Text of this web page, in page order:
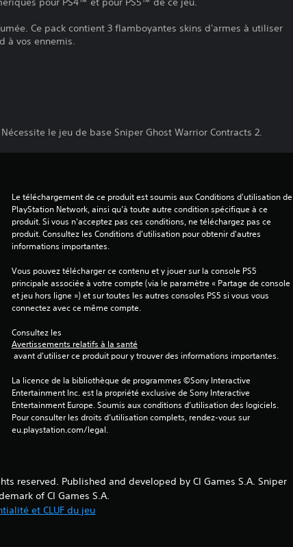
Ce pack contient 3 flamboyantes skins d'armes à utiliser
à vos ennemis.
le jeu de base Sniper Ghost Warrior Contracts 2.
Le téléchargement de ce produit est soumis aux Conditions d'utilisation de
PlayStation Network, ainsi qu'à toute autre condition spécifique à ce
produit. Si vous n'acceptez pas ces conditions, ne téléchargez pas ce
produit. Consultez les Conditions d'utilisation pour obtenir d'autres
informations importantes.
Vous pouvez télécharger ce contenu et y jouer sur la console PS5
principale associée à votre compte (via le paramètre « Partage de console
et jeu hors ligne ») et sur toutes les autres consoles PS5 si vous vous
connectez avec ce même compte.
Consultez les
Avertissements relatifs à la santé
avant d'utiliser ce produit pour y trouver des informations importantes.
La licence de la bibliothèque de programmes ©Sony Interactive
Entertainment Inc. est la propriété exclusive de Sony Interactive
Entertainment Europe. Soumis aux conditions d’utilisation des logiciels.
Pour consulter les droits d’utilisation complets, rendez-vous sur
eu.playstation.com/legal.
reserved. Published and developed by CI Games S.A. Sniper
of CI Games S.A.
et CLUF du jeu